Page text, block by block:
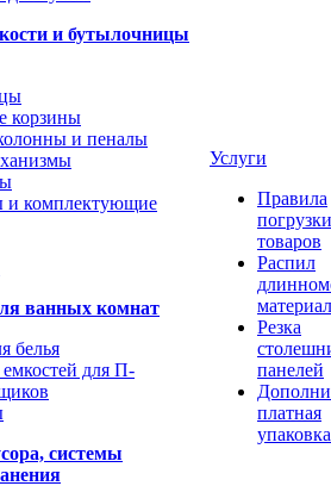
и бутылочницы
корзины
и пеналы
и комплектующие
ванных комнат
белья
для П-
системы
Услуги
Правила
погрузки
товаров
Распил
Резка
панелей
платная
упаковка